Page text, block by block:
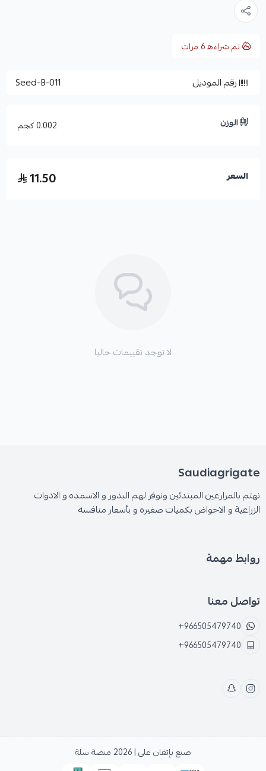
تم شراءه6مرات
رقم الموديل Seed-B-011
الوزن 0.002 كجم
السعر 11.50
لا توجد تقييمات حاليا
Saudiagrigate
نهتم بالمزارعين المبتدئين ونوفر لهم البذور و الاسمده و الادوات
الزراعية و الاحواض بكميات صغيره و بأسعار منافسه
روابط مهمة
تواصل معنا
+966505479740
+966505479740
صنع بإتقان على | 2026 منصة سلة